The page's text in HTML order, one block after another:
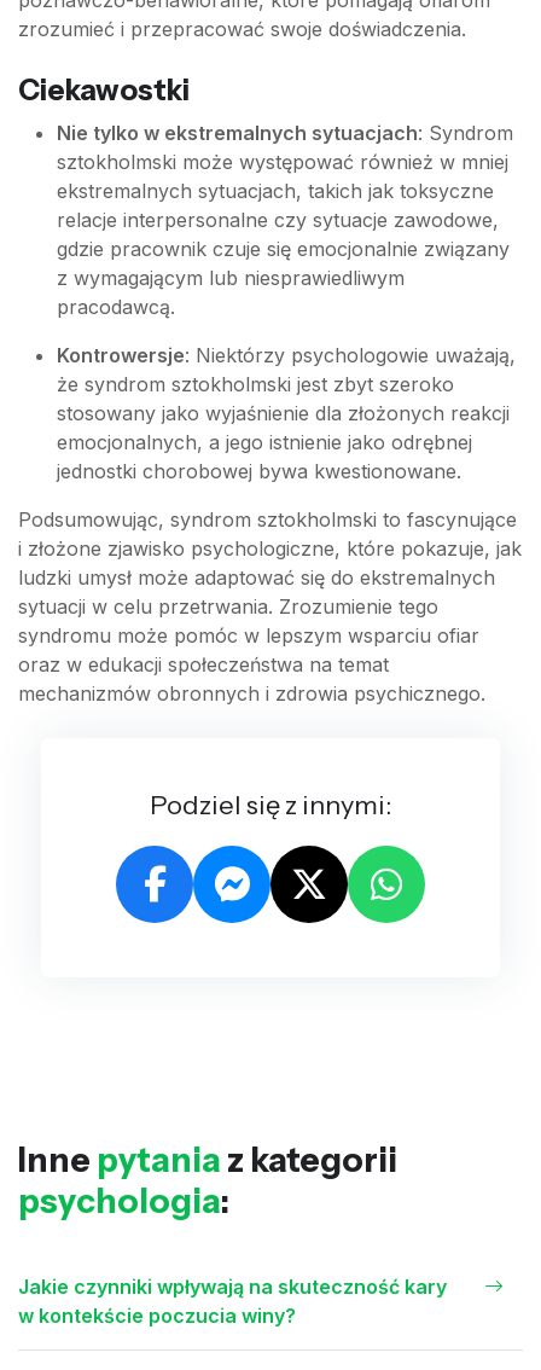
zrozumieć i przepracować swoje doświadczenia.
Ciekawostki
Nie tylko w ekstremalnych sytuacjach: Syndrom
sztokholmski może występować również w mniej
ekstremalnych sytuacjach, takich jak toksyczne
relacje interpersonalne czy sytuacje zawodowe,
gdzie pracownik czuje się emocjonalnie związany
z wymagającym lub niesprawiedliwym
pracodawcą.
Kontrowersje: Niektórzy psychologowie uważają,
że syndrom sztokholmski jest zbyt szeroko
stosowany jako wyjaśnienie dla złożonych reakcji
emocjonalnych, a jego istnienie jako odrębnej
jednostki chorobowej bywa kwestionowane.
Podsumowując, syndrom sztokholmski to fascynujące
i złożone zjawisko psychologiczne, które pokazuje, jak
ludzki umysł może adaptować się do ekstremalnych
sytuacji w celu przetrwania. Zrozumienie tego
syndromu może pomóc w lepszym wsparciu ofiar
oraz w edukacji społeczeństwa na temat
mechanizmów obronnych i zdrowia psychicznego.
Podziel się z innymi:
Inne pytania z kategorii
psychologia:
Jakie czynniki wpływają na skuteczność kary
w kontekście poczucia winy?